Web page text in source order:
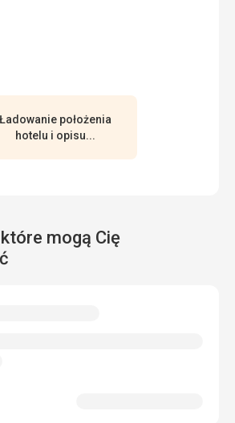
robi się cieplej.
Ładowanie położenia
hotelu i opisu...
mogą Cię